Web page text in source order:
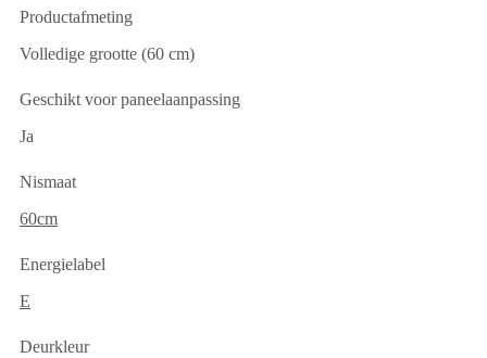
Productafmeting
Volledige grootte (60 cm)
Geschikt voor paneelaanpassing
Ja
Nismaat
60cm
Energielabel
E
Deurkleur